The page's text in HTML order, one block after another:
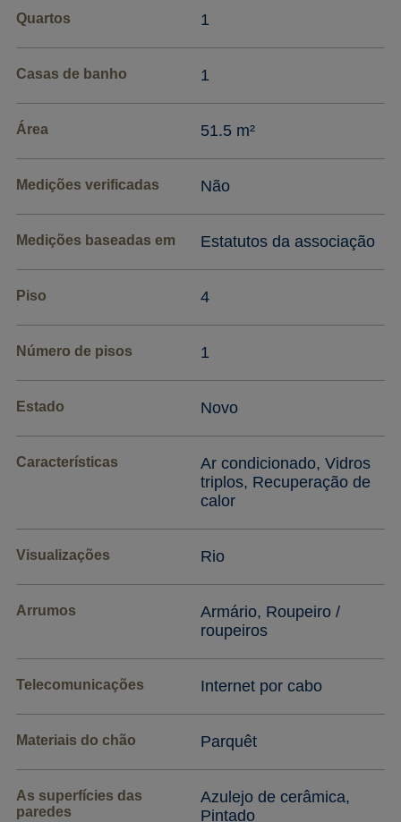
Quartos 1
Casas de banho 1
Área 51.5 m²
Medições verificadas Não
Medições baseadas em Estatutos da associação
Piso 4
Número de pisos 1
Estado Novo
Características
Ar condicionado, Vidros
triplos, Recuperação de
calor
Visualizações Rio
Arrumos
Armário, Roupeiro /
roupeiros
Telecomunicações Internet por cabo
Materiais do chão Parquêt
As superfícies das
paredes
Azulejo de cerâmica,
Pintado